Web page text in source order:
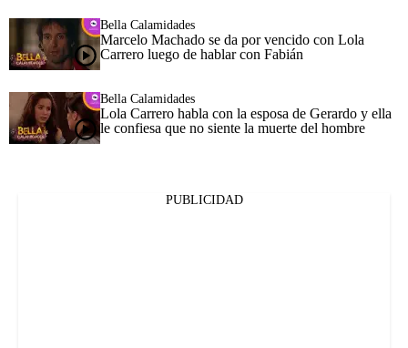
Bella Calamidades
Marcelo Machado se da por vencido con Lola
Carrero luego de hablar con Fabián
Bella Calamidades
Lola Carrero habla con la esposa de Gerardo y ella
le confiesa que no siente la muerte del hombre
PUBLICIDAD